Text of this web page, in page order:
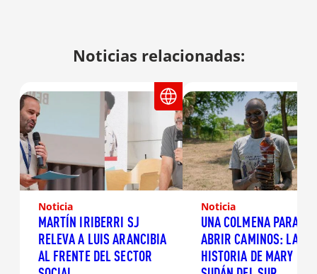
Noticias relacionadas:
Noticia
MARTÍN IRIBERRI SJ
RELEVA A LUIS ARANCIBIA
AL FRENTE DEL SECTOR
Noticia
UNA COLMENA PARA
ABRIR CAMINOS: LA
HISTORIA DE MARY EN